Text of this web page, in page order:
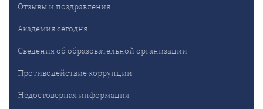
Отзывы и поздравления
Академия сегодня
Сведения об образовательной организации
Противодействие коррупции
Недостоверная информация